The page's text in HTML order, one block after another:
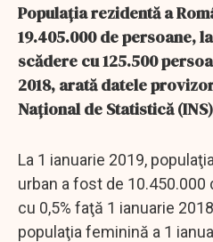
Populaţia rezidentă a
19.405.000 de persoane,
scădere cu 125.500
2018, arată datele
Naţional de Statistică
La 1 ianuarie 2019,
urban a fost de 10.450.000
cu 0,5% faţă 1 ianuarie
populaţia feminină a 1